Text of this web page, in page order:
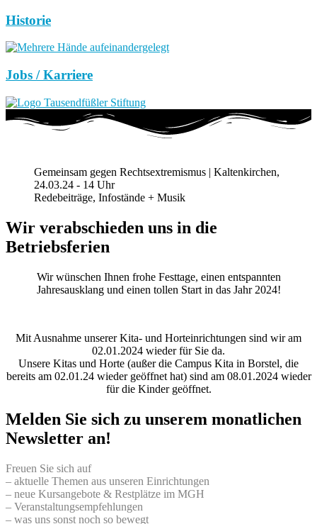
Historie
Jobs / Karriere
Gemeinsam gegen Rechtsextremismus | Kaltenkirchen,
24.03.24 - 14 Uhr
Redebeiträge, Infostände + Musik
Wir verabschieden uns in die
Betriebsferien
Wir wünschen Ihnen frohe Festtage, einen entspannten
Jahresausklang und einen tollen Start in das Jahr 2024!
Mit Ausnahme unserer Kita- und Horteinrichtungen sind wir am
02.01.2024 wieder für Sie da.
Unsere Kitas und Horte (außer die Campus Kita in Borstel, die
bereits am 02.01.24 wieder geöffnet hat) sind am 08.01.2024 wieder
für die Kinder geöffnet.
Melden Sie sich zu unserem monatlichen
Newsletter an!
Freuen Sie sich auf
– aktuelle Themen aus unseren Einrichtungen
– neue Kursangebote & Restplätze im MGH
– Veranstaltungsempfehlungen
– was uns sonst noch so bewegt